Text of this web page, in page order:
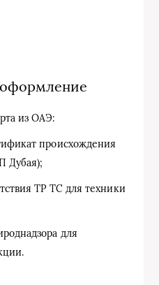
из ОАЭ:
происхождения
Дубая);
ТР ТС для техники
для